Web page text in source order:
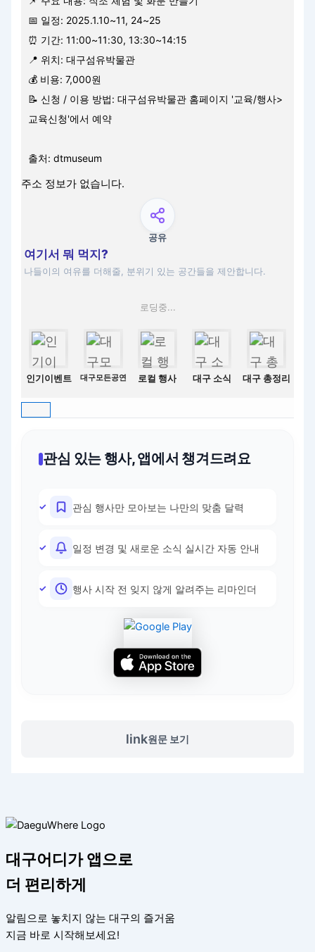
📅 일정: 2025.1.10~11, 24~25
⏰ 기간: 11:00~11:30, 13:30~14:15
📍 위치: 대구섬유박물관
💰 비용: 7,000원
📝 신청 / 이용 방법: 대구섬유박물관 홈페이지 '교육/행사>
교육신청'에서 예약
출처: dtmuseum
주소 정보가 없습니다.
공유
여기서 뭐 먹지?
나들이의 여유를 더해줄, 분위기 있는 공간들을 제안합니다.
로딩중...
인기이벤트 대구모든공연 로컬 행사 대구 소식 대구 총정리
관심 있는 행사, 앱에서 챙겨드려요
관심 행사만 모아보는 나만의 맞춤 달력
일정 변경 및 새로운 소식 실시간 자동 안내
행사 시작 전 잊지 않게 알려주는 리마인더
link원문 보기
대구어디가 앱으로
더 편리하게
알림으로 놓치지 않는 대구의 즐거움
지금 바로 시작해보세요!